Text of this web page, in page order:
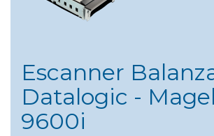
Escanner
Datalogic -
9600i